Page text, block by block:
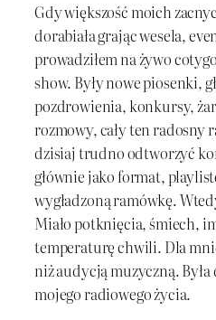
Gdy większość moich
dorabiała grając wesela,
prowadziłem na żywo
show. Były nowe piosenki,
pozdrowienia, konkursy,
rozmowy, cały ten radosny
dzisiaj trudno odtworzyć
głównie jako format,
wygładzoną ramówkę.
Miało potknięcia, śmiech,
temperaturę chwili. Dla
niż audycją muzyczną.
mojego radiowego życia.